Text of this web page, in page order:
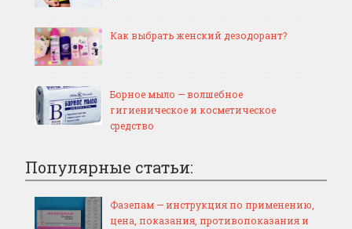
Как выбрать женский дезодорант?
Борное мыло — волшебное
гигиеническое и косметическое
средство
Популярные статьи:
Фазепам — инструкция по применению,
цена, показания, противопоказания и